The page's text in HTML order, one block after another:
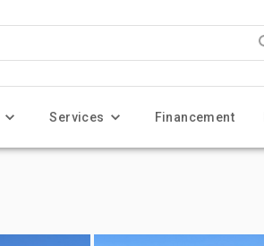
Services Financement